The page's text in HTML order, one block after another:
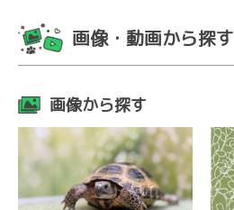
画像・動画から探す
画像から探す